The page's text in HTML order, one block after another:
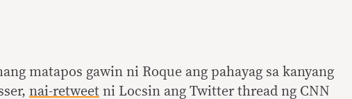
matapos gawin ni Roque ang pahayag sa kanyang
nai-retweet ni Locsin ang Twitter thread ng CNN